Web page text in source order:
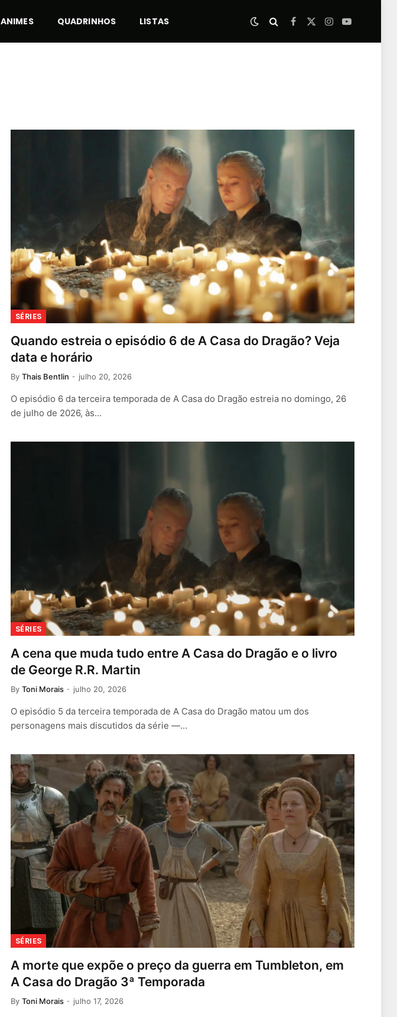
ANIMES QUADRINHOS LISTAS Facebook
X
Instagram
YouTube
SÉRIES
Quando estreia o episódio 6 de A Casa do Dragão? Veja
data e horário
By Thais Bentlin julho 20, 2026
O episódio 6 da terceira temporada de A Casa do Dragão estreia no domingo, 26
de julho de 2026, às…
SÉRIES
A cena que muda tudo entre A Casa do Dragão e o livro
de George R.R. Martin
By Toni Morais julho 20, 2026
O episódio 5 da terceira temporada de A Casa do Dragão matou um dos
personagens mais discutidos da série —…
SÉRIES
A morte que expõe o preço da guerra em Tumbleton, em
A Casa do Dragão 3ª Temporada
By Toni Morais julho 17, 2026